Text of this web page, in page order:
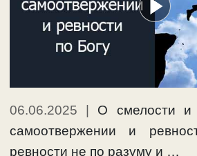
06.06.2025
О смелости и
самоотвержении и
ревности не по разуму и …